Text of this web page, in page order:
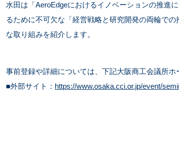
水田は「AeroEdgeにおけるイノベーションの推進
るために不可欠な「経営戦略と研究開発の両輪で
な取り組みを紹介します。
事前登録や詳細については、下記大阪商工会議所ホ
■外部サイト： https://www.osaka.cci.or.jp/event/